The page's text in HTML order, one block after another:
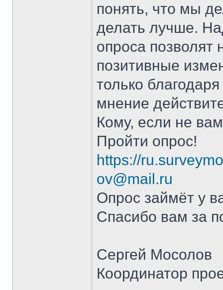
понять, что мы
делать лучше.
опроса позволят
позитивные
только
мнение
Кому, если не
Пройти опрос!
https://
ov@mail.ru
Опрос займёт у
Спасибо вам за
Сергей Мосолов
Координатор